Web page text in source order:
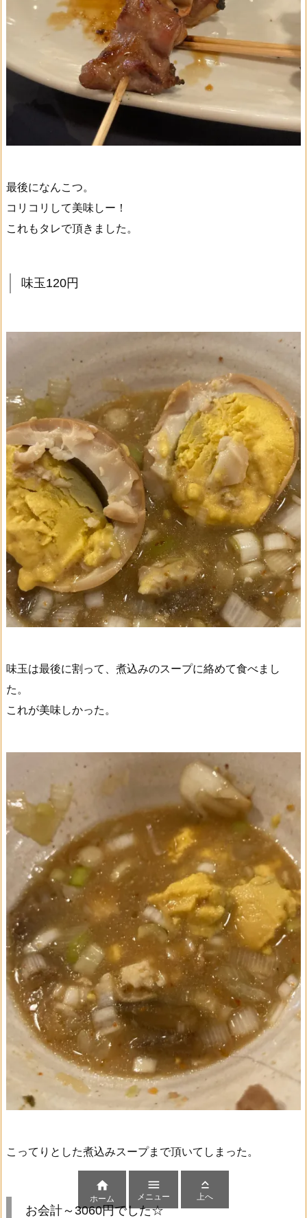
最後になんこつ。
コリコリして美味しー！
これもタレで頂きました。
味玉120円
味玉は最後に割って、煮込みのスープに絡めて食べまし
た。
これが美味しかった。
こってりとした煮込みスープまで頂いてしまった。
お会計～3060円でした☆

ホーム

メニュー

上へ